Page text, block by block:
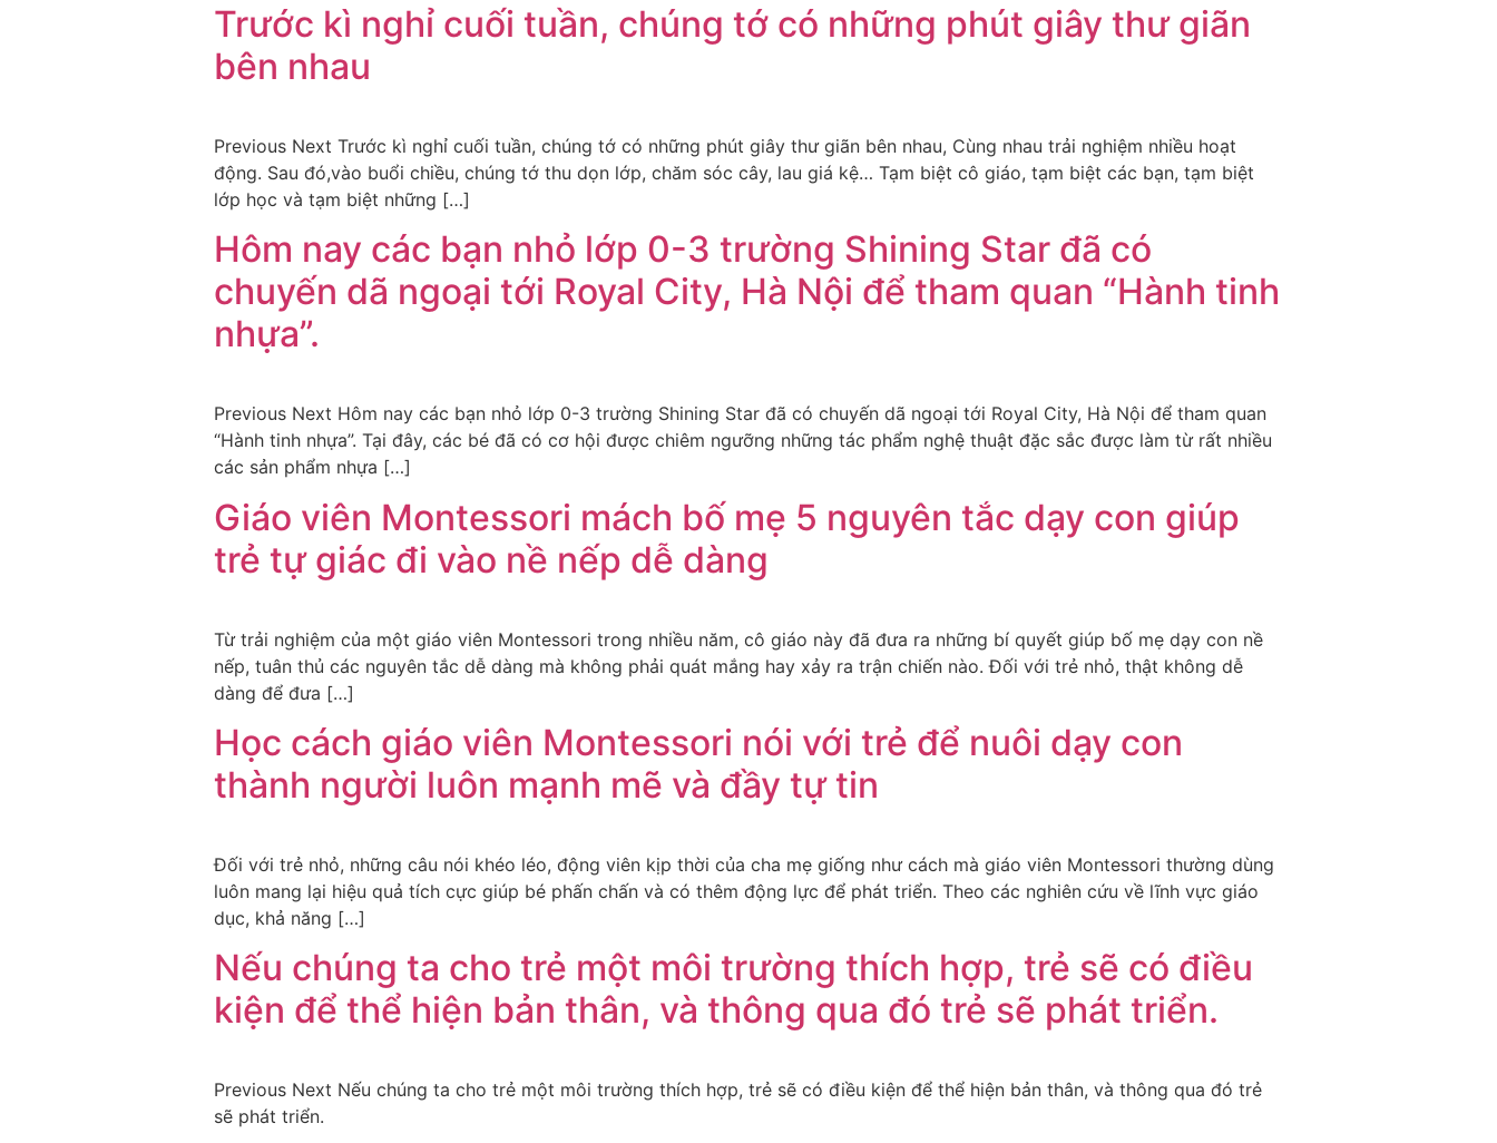
Trước kì nghỉ cuối tuần, chúng tớ có những phút giây thư giãn
bên nhau
Previous Next Trước kì nghỉ cuối tuần, chúng tớ có những phút giây thư giãn bên nhau, Cùng nhau trải nghiệm nhiều hoạt
động. Sau đó,vào buổi chiều, chúng tớ thu dọn lớp, chăm sóc cây, lau giá kệ… Tạm biệt cô giáo, tạm biệt các bạn, tạm biệt
lớp học và tạm biệt những […]
Hôm nay các bạn nhỏ lớp 0-3 trường Shining Star đã có
chuyến dã ngoại tới Royal City, Hà Nội để tham quan “Hành tinh
nhựa”.
Previous Next Hôm nay các bạn nhỏ lớp 0-3 trường Shining Star đã có chuyến dã ngoại tới Royal City, Hà Nội để tham quan
“Hành tinh nhựa”. Tại đây, các bé đã có cơ hội được chiêm ngưỡng những tác phẩm nghệ thuật đặc sắc được làm từ rất nhiều
các sản phẩm nhựa […]
Giáo viên Montessori mách bố mẹ 5 nguyên tắc dạy con giúp
trẻ tự giác đi vào nề nếp dễ dàng
Từ trải nghiệm của một giáo viên Montessori trong nhiều năm, cô giáo này đã đưa ra những bí quyết giúp bố mẹ dạy con nề
nếp, tuân thủ các nguyên tắc dễ dàng mà không phải quát mắng hay xảy ra trận chiến nào. Đối với trẻ nhỏ, thật không dễ
dàng để đưa […]
Học cách giáo viên Montessori nói với trẻ để nuôi dạy con
thành người luôn mạnh mẽ và đầy tự tin
Đối với trẻ nhỏ, những câu nói khéo léo, động viên kịp thời của cha mẹ giống như cách mà giáo viên Montessori thường dùng
luôn mang lại hiệu quả tích cực giúp bé phấn chấn và có thêm động lực để phát triển. Theo các nghiên cứu về lĩnh vực giáo
dục, khả năng […]
Nếu chúng ta cho trẻ một môi trường thích hợp, trẻ sẽ có điều
kiện để thể hiện bản thân, và thông qua đó trẻ sẽ phát triển.
Previous Next Nếu chúng ta cho trẻ một môi trường thích hợp, trẻ sẽ có điều kiện để thể hiện bản thân, và thông qua đó trẻ
sẽ phát triển.